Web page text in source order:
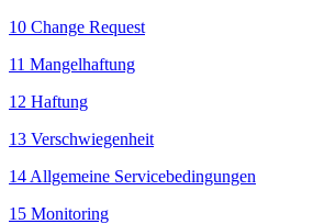
10 Change Request
11 Mangelhaftung
12 Haftung
13 Verschwiegenheit
14 Allgemeine Servicebedingungen
15 Monitoring